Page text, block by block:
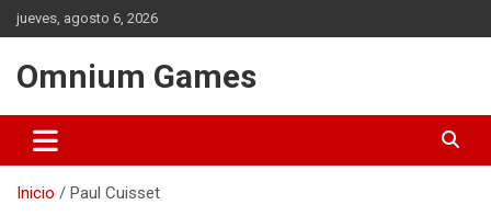
Saltar
al
jueves, agosto 6, 2026
Omnium Games
Inicio Paul Cuisset